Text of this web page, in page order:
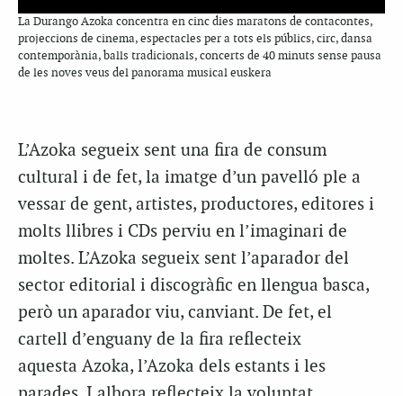
La Durango Azoka concentra en cinc dies maratons de contacontes,
projeccions de cinema, espectacles per a tots els públics, circ, dansa
contemporània, balls tradicionals, concerts de 40 minuts sense pausa
de les noves veus del panorama musical euskera
L’Azoka segueix sent una fira de consum
cultural i de fet, la imatge d’un pavelló ple a
vessar de gent, artistes, productores, editores i
molts llibres i CDs perviu en l’imaginari de
moltes. L’Azoka segueix sent l’aparador del
sector editorial i discogràfic en llengua basca,
però un aparador viu, canviant. De fet, el
cartell d’enguany de la fira reflecteix
aquesta Azoka, l’Azoka dels estants i les